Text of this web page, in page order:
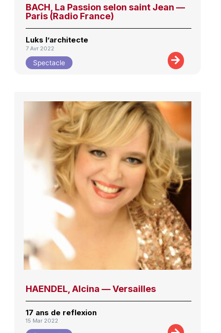
BACH, La Passion selon saint Jean —
Paris (Radio France)
Luks l’architecte
7 Avr 2022
Spectacle
HAENDEL, Alcina — Versailles
17 ans de reflexion
15 Mar 2022